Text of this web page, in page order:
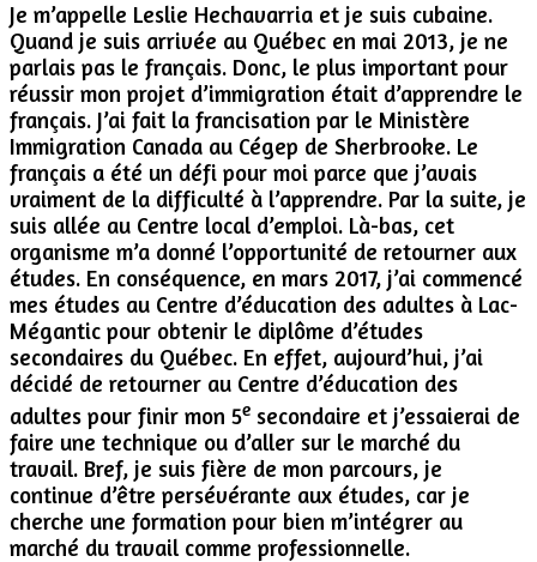
Je m’appelle Leslie Hechavarria et je suis cubaine.
Quand je suis arrivée au Québec en mai 2013, je ne
parlais pas le français. Donc, le plus important pour
réussir mon projet d’immigration était d’apprendre le
français. J’ai fait la francisation par le Ministère
Immigration Canada au Cégep de Sherbrooke. Le
français a été un défi pour moi parce que j’avais
vraiment de la difficulté à l’apprendre. Par la suite, je
suis allée au Centre local d’emploi. Là-bas, cet
organisme m’a donné l’opportunité de retourner aux
études. En conséquence, en mars 2017, j’ai commencé
mes études au Centre d’éducation des adultes à Lac-
Mégantic pour obtenir le diplôme d’études
secondaires du Québec. En effet, aujourd’hui, j’ai
décidé de retourner au Centre d’éducation des
adultes pour finir mon 5e secondaire et j’essaierai de
faire une technique ou d’aller sur le marché du
travail. Bref, je suis fière de mon parcours, je
continue d’être persévérante aux études, car je
cherche une formation pour bien m’intégrer au
marché du travail comme professionnelle.